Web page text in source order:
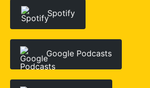
Spotify
Google Podcasts